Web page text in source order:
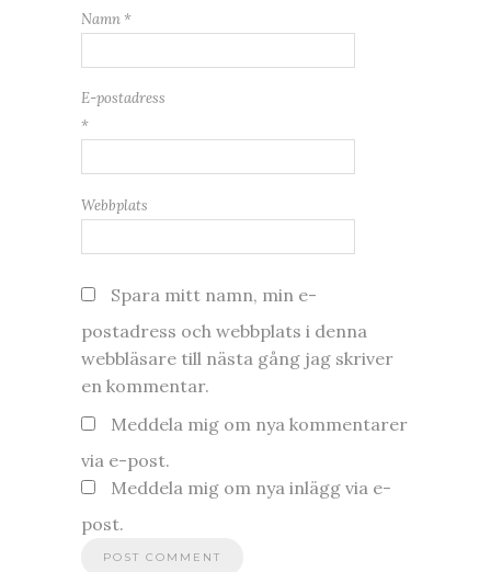
Namn *
E-postadress
*
Webbplats
Spara mitt namn, min e-
postadress och webbplats i denna
webbläsare till nästa gång jag skriver
en kommentar.
Meddela mig om nya kommentarer
via e-post.
Meddela mig om nya inlägg via e-
post.